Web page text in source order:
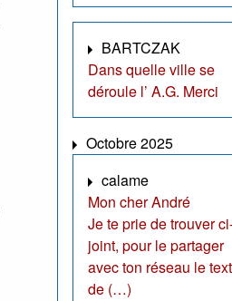
BARTCZAK
Dans quelle ville se
déroule l’ A.G. Merci
Octobre 2025
calame
Mon cher André
Je te prie de trouver
joint, pour le partager
avec ton réseau le
de (…)